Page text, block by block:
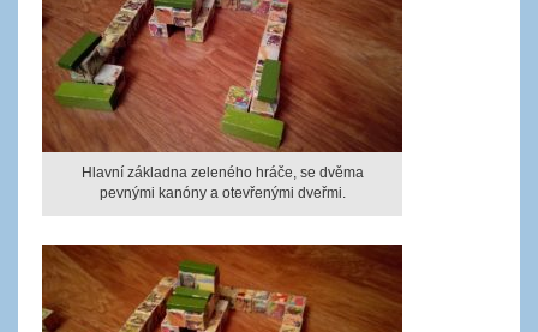
Hlavní základna zeleného hráče, se dvěma
pevnými kanóny a otevřenými dveřmi.